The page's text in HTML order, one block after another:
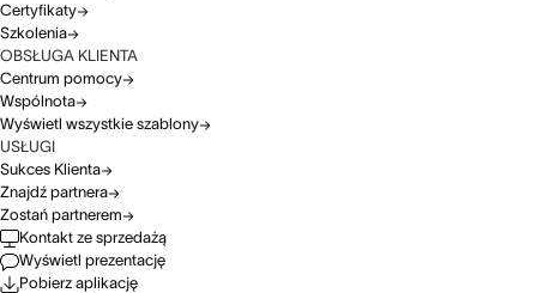
Certyfikaty
Szkolenia
OBSŁUGA KLIENTA
Centrum pomocy
Wspólnota
Wyświetl wszystkie szablony
USŁUGI
Sukces Klienta
Znajdź partnera
Zostań partnerem
Kontakt ze sprzedażą
Wyświetl prezentację
Pobierz aplikację